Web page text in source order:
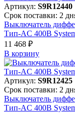
Артикул: S9R12440
Срок поставки: 2
Выключатель
Тип-AC 400В
11 468 ₽
В корзинy
Артикул: S9R12425
Срок поставки: 2
Выключатель
Тип-AC 400В